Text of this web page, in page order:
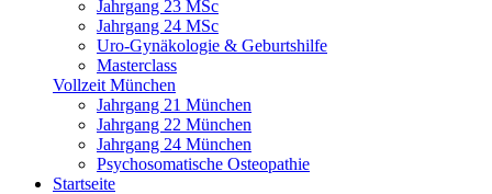
Jahrgang 23 MSc
Jahrgang 24 MSc
Uro-Gynäkologie & Geburtshilfe
Masterclass
Vollzeit München
Jahrgang 21 München
Jahrgang 22 München
Jahrgang 24 München
Psychosomatische Osteopathie
Startseite